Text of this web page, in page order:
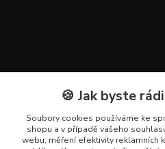
Kontakty
+420 602 223 614
🍪 Jak byste
Soubory cookies používáme ke
shopu a v případě vašeho
webu, měření efektivity reklamních